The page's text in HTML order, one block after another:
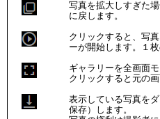
写真を拡大しすぎた
に戻します。
クリックすると、写
ーが開始します。１
ギャラリーを全画面
クリックすると元の
表示している写真を
保存）します。